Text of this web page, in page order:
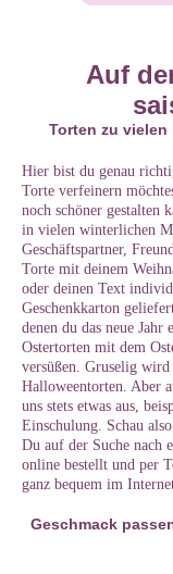
Auf
Torten zu vielen
Hier bist du genau
Torte verfeinern
noch schöner gestalten
in vielen winterlichen
Geschäftspartner,
Torte mit deinem
oder deinen Text
Geschenkkarton
denen du das neue
Ostertorten mit dem
versüßen. Gruselig wird
Halloweentorten. Aber
uns stets etwas aus,
Einschulung. Schau
Du auf der Suche nach
online bestellt und per
ganz bequem im
Geschmack